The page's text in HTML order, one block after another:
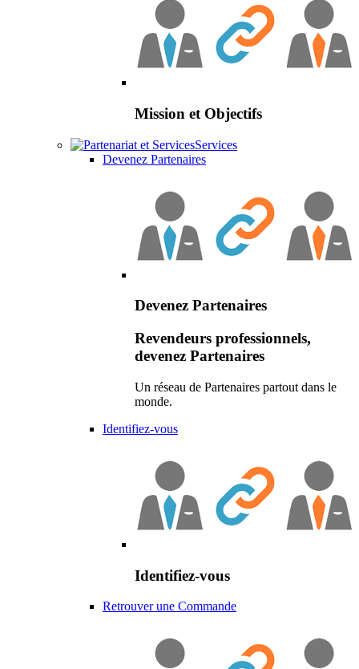
Mission et Objectifs
Services
Devenez Partenaires
Devenez Partenaires
Revendeurs professionnels,
devenez Partenaires
Un réseau de Partenaires partout dans le
monde.
Identifiez-vous
Identifiez-vous
Retrouver une Commande